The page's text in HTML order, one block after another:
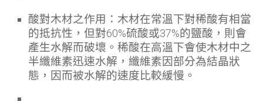
酸對木材之作用：木材在常溫下對稀酸有相當
的抵抗性，但對60%硫酸或37%的鹽酸，則會
產生水解而破壞。稀酸在高溫下會使木材中之
半纖維素迅速水解，纖維素因部分為結晶狀
態，因而被水解的速度比較緩慢。